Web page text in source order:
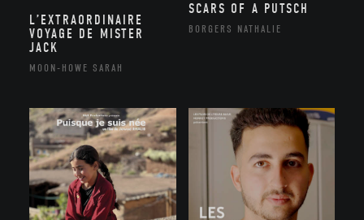
L’EXTRAORDINAIRE
VOYAGE DE MISTER
JACK
MOON-HOWE SARAH
SCARS OF A PUTSCH
BORGERS NATHALIE